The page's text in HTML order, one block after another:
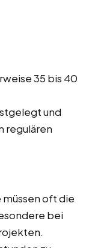
35 bis 40
und
regulären
oft die
bei